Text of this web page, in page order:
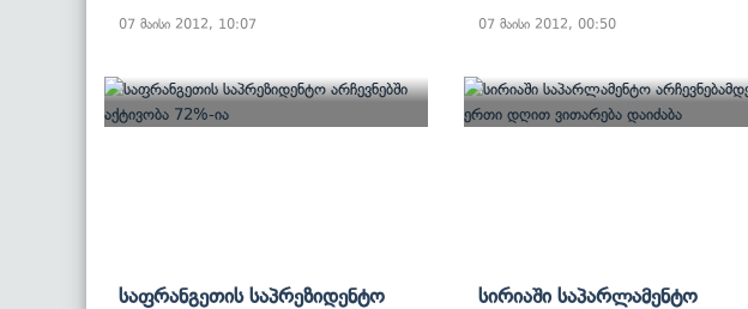
07 მაისი 2012, 10:07 07 მაისი 2012, 00:50
Საფრანგეთის Საპრეზიდენტო
Სირიაში Საპარლამენტო